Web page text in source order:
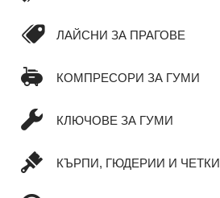
ЛАЙСНИ ЗА ПРАГОВЕ
КОМПРЕСОРИ ЗА ГУМИ
КЛЮЧОВЕ ЗА ГУМИ
КЪРПИ, ГЮДЕРИИ И ЧЕТКИ